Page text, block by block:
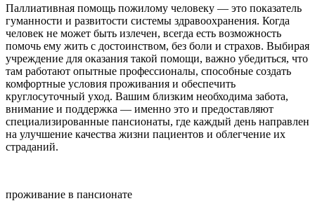
Паллиативная помощь пожилому человеку — это показатель
гуманности и развитости системы здравоохранения. Когда
человек не может быть излечен, всегда есть возможность
помочь ему жить с достоинством, без боли и страхов. Выбирая
учреждение для оказания такой помощи, важно убедиться, что
там работают опытные профессионалы, способные создать
комфортные условия проживания и обеспечить
круглосуточный уход. Вашим близким необходима забота,
внимание и поддержка — именно это и предоставляют
специализированные пансионаты, где каждый день направлен
на улучшение качества жизни пациентов и облегчение их
страданий.
проживание в пансионате